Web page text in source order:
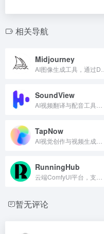
相关导航
Midjourney
SoundView
TapNow
RunningHub
暂无评论